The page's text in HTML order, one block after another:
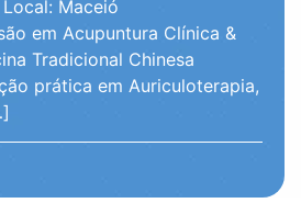
Local: Maceió
em Acupuntura Clínica &
Tradicional Chinesa
prática em Auriculoterapia,